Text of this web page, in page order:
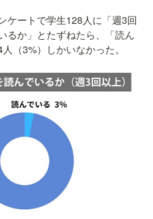
ケートで学生128人に「週3回
るか」とたずねたら、「読ん
（3%）しかいなかった。